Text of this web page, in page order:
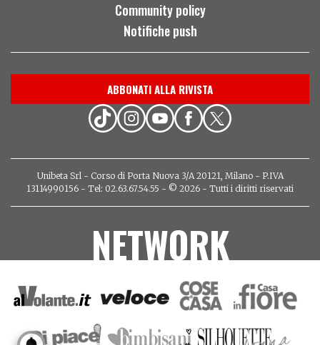
Community policy
Notifiche push
ABBONATI ALLA RIVISTA
Unibeta Srl - Corso di Porta Nuova 3/A 20121, Milano - P.IVA
13114990156 - Tel: 02.63.67.54.55 - © 2026 - Tutti i diritti riservati
NETWORK